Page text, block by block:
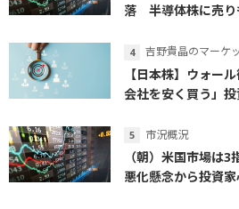
落 半導体株に売り
吉野貴晶のマーケ
【日本株】ウォー
会社を安く買う」
市況概況
（朝）米国市場は
悪化懸念から投資